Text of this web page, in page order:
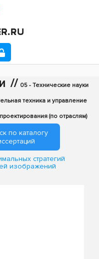
// 05 - Технические науки
техника и управление
(по отраслям)
по каталогу
стратегий
изображений